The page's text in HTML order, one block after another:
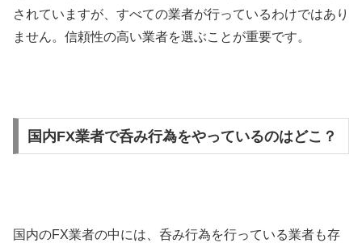
されていますが、すべての業者が行っているわけではあり
ません。信頼性の高い業者を選ぶことが重要です。
国内FX業者で呑み行為をやっているのはどこ？
国内のFX業者の中には、呑み行為を行っている業者も存